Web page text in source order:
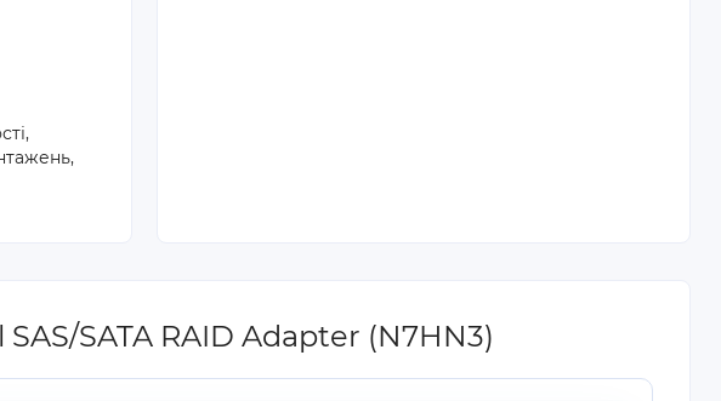
SATA RAID Adapter (N7HN3)